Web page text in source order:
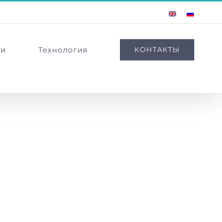
EnglishRussian
Технология КОНТАКТЫ